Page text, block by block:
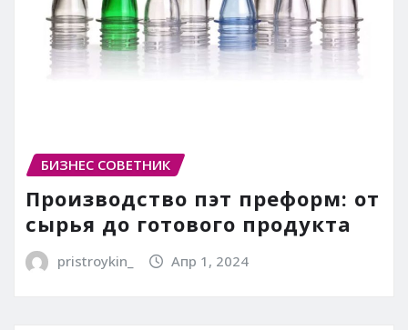
БИЗНЕС СОВЕТНИК
Производство пэт преформ: от
сырья до готового продукта
pristroykin_ Апр 1, 2024